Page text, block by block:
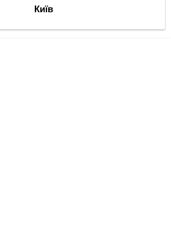
Київ